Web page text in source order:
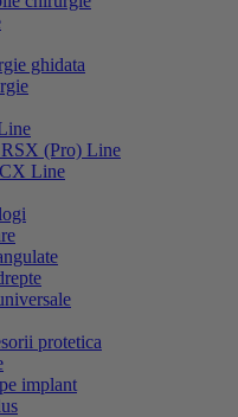
ghidata
(Pro) Line
Line
protetica
implant